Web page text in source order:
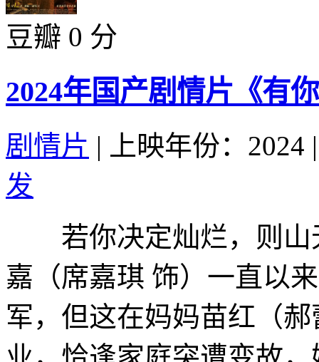
豆瓣 0 分
2024年国产剧情片《有
剧情片 | 上映年份：2024 |
发
若你决定灿烂，则山
嘉（席嘉琪 饰）一直以
军，但这在妈妈苗红（